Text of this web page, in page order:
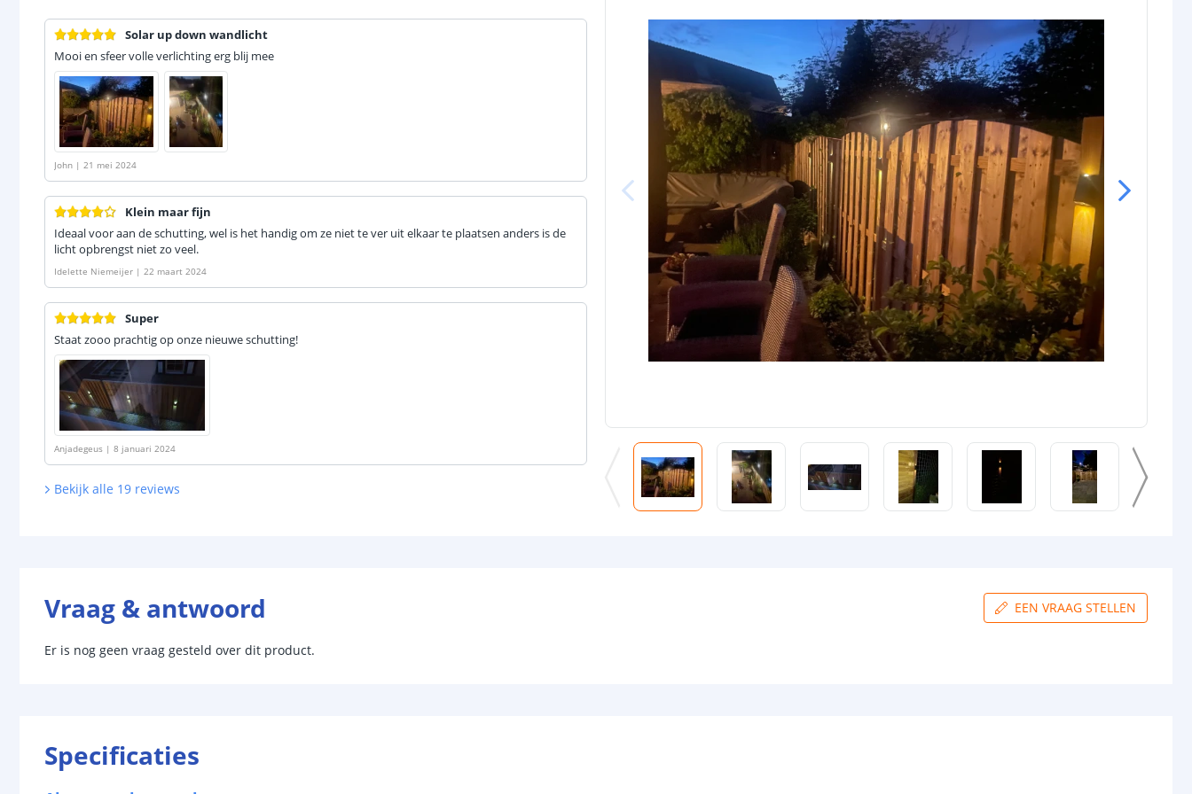
Solar up down wandlicht
Mooi en sfeer volle verlichting erg blij mee
John | 21 mei 2024
Klein maar fijn
Ideaal voor aan de schutting, wel is het handig om ze niet te ver uit elkaar te plaatsen anders is de
licht opbrengst niet zo veel.
Idelette Niemeijer | 22 maart 2024
Super
Staat zooo prachtig op onze nieuwe schutting!
Anjadegeus | 8 januari 2024
Bekijk alle 19 reviews
Vraag & antwoord EEN VRAAG STELLEN
Er is nog geen vraag gesteld over dit product.
Specificaties